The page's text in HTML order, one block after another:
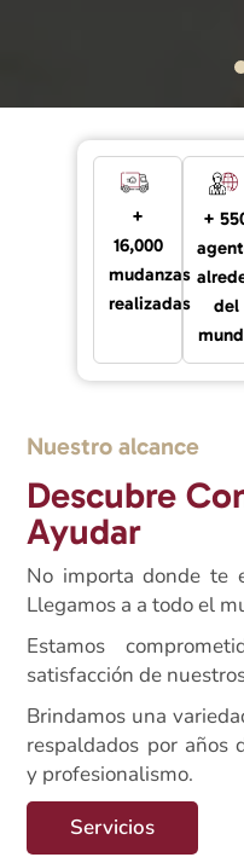
+
16,000
mudanzas
realizadas
+
del
Nuestro alcance
Descubre
Ayudar
No importa donde te
Llegamos a a todo el
Estamos
satisfacción de
Brindamos una
respaldados por años
y profesionalismo.
Servicios